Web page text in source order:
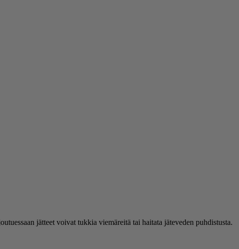
jätteet voivat tukkia viemäreitä tai haitata jäteveden puhdistusta.